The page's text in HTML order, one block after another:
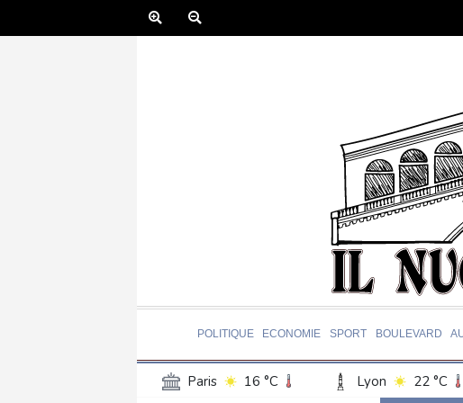
POLITIQUE ECONOMIE SPORT BOULEVARD
Paris 16 °C Lyon 22 °C